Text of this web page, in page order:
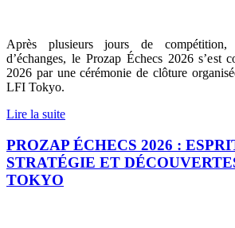
Après plusieurs jours de
d’échanges, le Prozap Échecs 2026 s’est
2026 par une cérémonie de clôture
LFI Tokyo.
Lire la suite
PROZAP ÉCHECS 2026 :
STRATÉGIE ET
TOKYO